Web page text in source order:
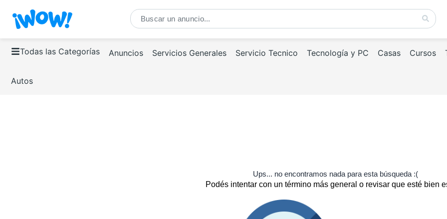
Todas las Categorías Anuncios Servicios Generales Servicio Tecnico Tecnología y PC Casas Cursos
Autos
Ups... no encontramos nada para esta búsqueda :(
Podés intentar con un término más general o revisar que esté bien